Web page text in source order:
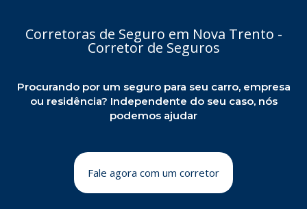
Corretoras de Seguro em Nova Trento -
Corretor de Seguros
Procurando por um seguro para seu carro, empresa
ou residência? Independente do seu caso, nós
podemos ajudar
Fale agora com um corretor